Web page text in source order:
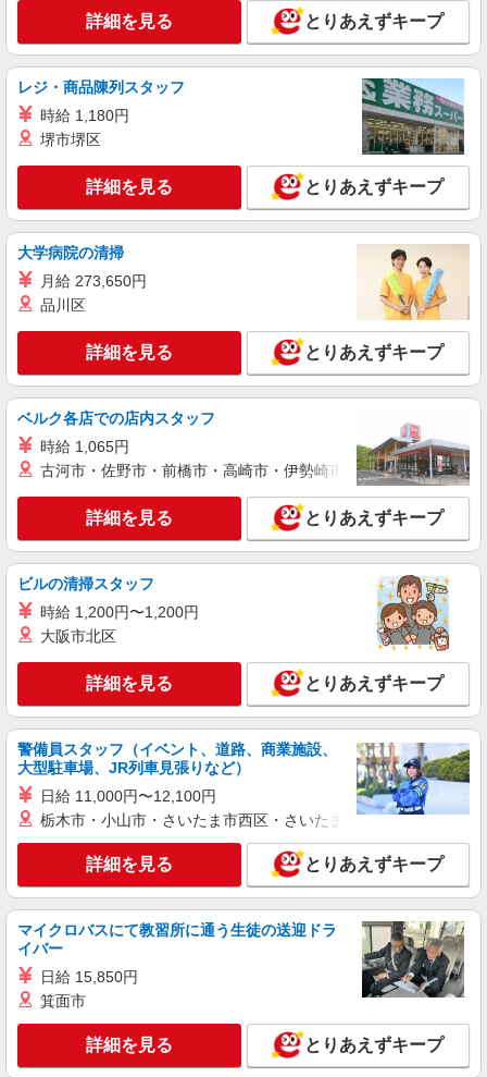
詳細を見る とりあえずキープ
レジ・商品陳列スタッフ
時給 1,180円
堺市堺区
詳細を見る とりあえずキープ
大学病院の清掃
月給 273,650円
品川区
詳細を見る とりあえずキープ
ベルク各店での店内スタッフ
時給 1,065円
古河市・佐野市・前橋市・高崎市・伊勢崎市・太田市・館林市
詳細を見る とりあえずキープ
ビルの清掃スタッフ
時給 1,200円〜1,200円
大阪市北区
詳細を見る とりあえずキープ
警備員スタッフ（イベント、道路、商業施設、
大型駐車場、JR列車見張りなど）
日給 11,000円〜12,100円
栃木市・小山市・さいたま市西区・さいたま市岩槻区・久喜市・
詳細を見る とりあえずキープ
マイクロバスにて教習所に通う生徒の送迎ドラ
イバー
日給 15,850円
箕面市
詳細を見る とりあえずキープ